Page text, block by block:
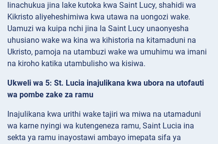
linachukua jina lake kutoka kwa Saint Lucy, shahidi wa
Kikristo aliyeheshimiwa kwa utawa na uongozi wake.
Uamuzi wa kuipa nchi jina la Saint Lucy unaonyesha
uhusiano wake wa kina wa kihistoria na kitamaduni na
Ukristo, pamoja na utambuzi wake wa umuhimu wa imani
na kiroho katika utambulisho wa kisiwa.
Ukweli wa 5: St. Lucia inajulikana kwa ubora na utofauti
wa pombe zake za ramu
Inajulikana kwa urithi wake tajiri wa miwa na utamaduni
wa karne nyingi wa kutengeneza ramu, Saint Lucia ina
sekta ya ramu inayostawi ambayo imepata sifa ya